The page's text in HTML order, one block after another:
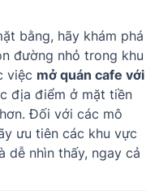
bằng, hãy khám phá
đường nhỏ trong khu
việc mở quán cafe với
địa điểm ở mặt tiền
Đối với các mô
ưu tiên các khu vực
nhìn thấy, ngay cả